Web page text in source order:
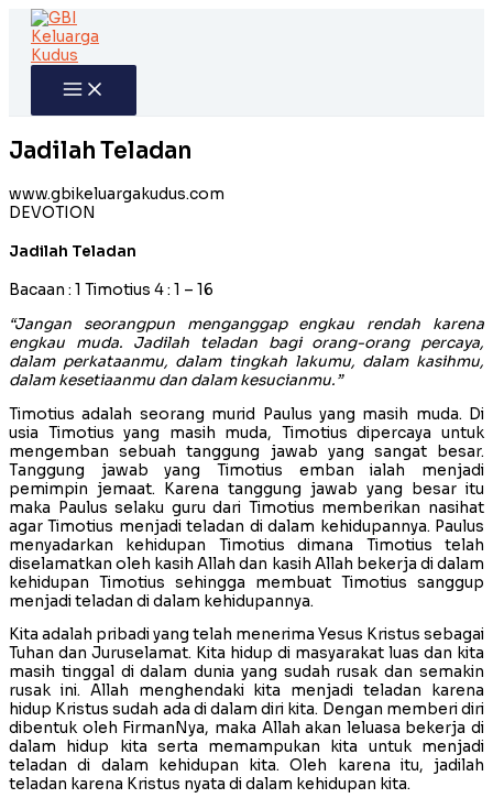
Skip
content
Jadilah Teladan
www.gbikeluargakudus.com
DEVOTION
Jadilah Teladan
Bacaan : 1 Timotius 4 : 1 – 16
“Jangan seorangpun menganggap engkau rendah karena
engkau muda. Jadilah teladan bagi orang-orang percaya,
dalam perkataanmu, dalam tingkah lakumu, dalam kasihmu,
dalam kesetiaanmu dan dalam kesucianmu.”
Timotius adalah seorang murid Paulus yang masih muda. Di
usia Timotius yang masih muda, Timotius dipercaya untuk
mengemban sebuah tanggung jawab yang sangat besar.
Tanggung jawab yang Timotius emban ialah menjadi
pemimpin jemaat. Karena tanggung jawab yang besar itu
maka Paulus selaku guru dari Timotius memberikan nasihat
agar Timotius menjadi teladan di dalam kehidupannya. Paulus
menyadarkan kehidupan Timotius dimana Timotius telah
diselamatkan oleh kasih Allah dan kasih Allah bekerja di dalam
kehidupan Timotius sehingga membuat Timotius sanggup
menjadi teladan di dalam kehidupannya.
Kita adalah pribadi yang telah menerima Yesus Kristus sebagai
Tuhan dan Juruselamat. Kita hidup di masyarakat luas dan kita
masih tinggal di dalam dunia yang sudah rusak dan semakin
rusak ini. Allah menghendaki kita menjadi teladan karena
hidup Kristus sudah ada di dalam diri kita. Dengan memberi diri
dibentuk oleh FirmanNya, maka Allah akan leluasa bekerja di
dalam hidup kita serta memampukan kita untuk menjadi
teladan di dalam kehidupan kita. Oleh karena itu, jadilah
teladan karena Kristus nyata di dalam kehidupan kita.